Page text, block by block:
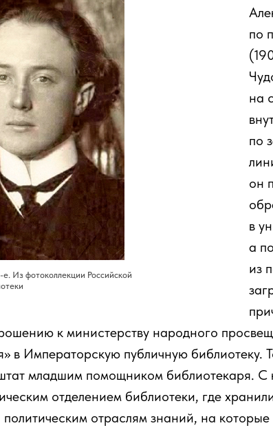
Из фотоколлекции Российской
по
на
по
он
в
а
из
к министерству народного
в Императорскую публичную библиотеку.
младшим помощником библиотекаря. С
отделением библиотеки, где
отраслям знаний, на которые